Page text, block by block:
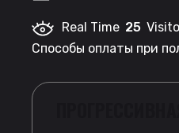
Real Time 25
Способы оплаты при